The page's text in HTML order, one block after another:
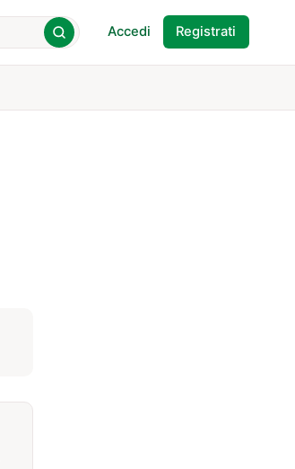
Accedi Registrati